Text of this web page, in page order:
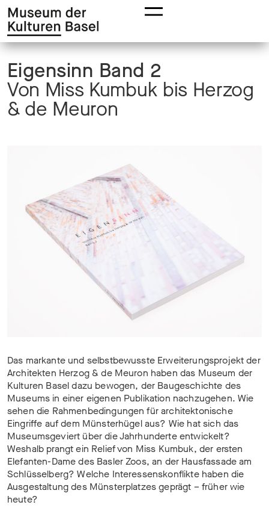
Zur
Hauptnavigation
springen
Zum
Hauptinhalt
springen
Eigensinn Band 2
Von Miss Kumbuk bis Herzog
& de Meuron
Das markante und selbstbewusste Erweiterungsprojekt der
Architekten Herzog & de Meuron haben das Museum der
Kulturen Basel dazu bewogen, der Baugeschichte des
Museums in einer eigenen Publikation nachzugehen. Wie
sehen die Rahmenbedingungen für architektonische
Eingriffe auf dem Münsterhügel aus? Wie hat sich das
Museumsgeviert über die Jahrhunderte entwickelt?
Weshalb prangt ein Relief von Miss Kumbuk, der ersten
Elefanten-Dame des Basler Zoos, an der Hausfassade am
Schlüsselberg? Welche Interessenskonflikte haben die
Ausgestaltung des Münsterplatzes geprägt – früher wie
heute?